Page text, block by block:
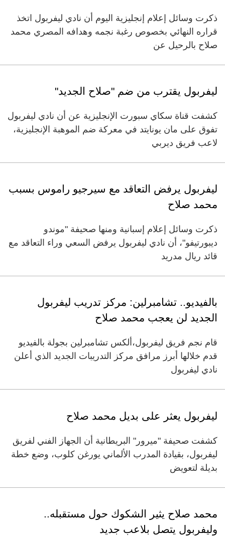
ذكرت وسائل إعلام إنجليزية اليوم أن نادي ليفربول اتخذ
قراره النهائي بخصوص رغبة نجمه وهدافه المصري محمد
صلاح بالرحيل عن
ليفربول يقترب من ضم "صلاح الجديد"
كشفت قناة سكاي سبورت الإنجليزية عن أن نادي ليفربول
تفوق على مان يونايتد في معركة ضم الموهبة الإنجليزية،
لاعب فريق ديربي
ليفربول يرفض التعاقد مع سيرجيو راموس بسبب
محمد صلاح
ذكرت وسائل إعلام إسبانية ومنها صحيفة "موندو
ديبورتيفو"، أن نادي ليفربول يرفض السعي وراء التعاقد مع
قائد ريال مدريد
بالفيديو.. تشامبرلين: مركز تدريب ليفربول
الجديد لن يعجب محمد صلاح
قام نجم فريق ليفربول،ألكس تشامبرلين بجولة بالفيديو
قدم خلالها أبرز مرافق مركز التدريبات الجديد الذي أعلن
نادي ليفربول
ليفربول يعثر على بديل محمد صلاح
كشفت صحيفة "ميرور" البريطانية أن الجهاز الفني لفريق
ليفربول، بقيادة المدرب الألماني يورغن كلوب، وضع خطة
بديلة لتعويض
محمد صلاح يثير الشكوك حول مستقبله..
وليفربول يتصل بلاعب جديد